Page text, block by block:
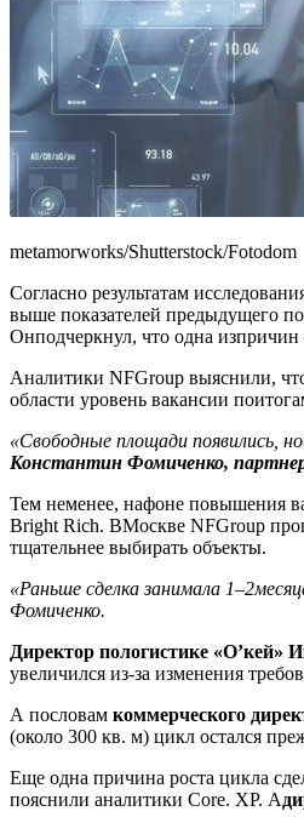
metamorworks/Shutterstock/Fotodom
Согласно результатам
выше показателей предыдущего
Онподчеркнул, что одна
Аналитики NFGroup выяснили,
области уровень вакансии
«Свободные площади появились,
Константин Фомиченко,
Тем неменее, нафоне повышения
Bright Rich. ВМоскве NFGroup
тщательнее выбирать объекты.
«Раньше сделка занимала
Фомиченко.
Директор пологистике «О’кей»
увеличился из-за изменения
А пословам коммерческого
(около 300 кв. м) цикл остался
Еще одна причина роста цикла
пояснили аналитики Core. XP. А